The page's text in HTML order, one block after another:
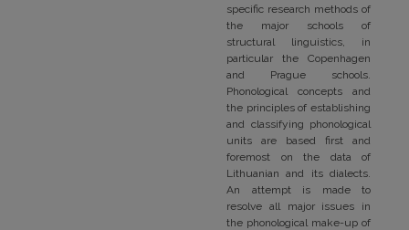
specific research methods of
the major schools of
structural linguistics, in
particular the Copenhagen
and Prague schools.
Phonological concepts and
the principles of establishing
and classifying phonological
units are based first and
foremost on the data of
Lithuanian and its dialects.
An attempt is made to
resolve all major issues in
the phonological make-up of